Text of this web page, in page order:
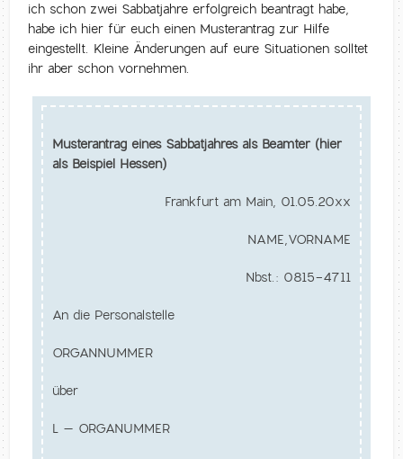
ich schon zwei Sabbatjahre erfolgreich beantragt habe,
habe ich hier für euch einen Musterantrag zur Hilfe
eingestellt. Kleine Änderungen auf eure Situationen solltet
ihr aber schon vornehmen.
Musterantrag eines Sabbatjahres als Beamter (hier
als Beispiel Hessen)
Frankfurt am Main, 01.05.20xx
NAME,VORNAME
Nbst.: 0815-4711
An die Personalstelle
ORGANNUMMER
über
L – ORGANUMMER